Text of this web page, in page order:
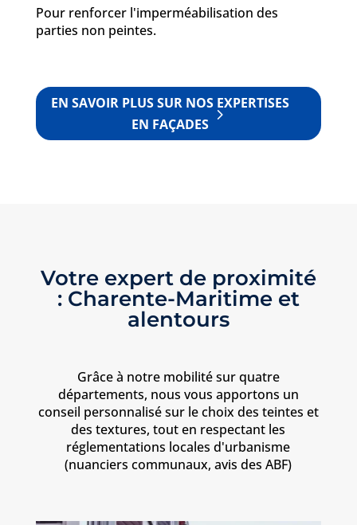
Pour renforcer l'imperméabilisation des
parties non peintes.
EN SAVOIR PLUS SUR NOS EXPERTISES
EN FAÇADES
Votre expert de proximité
: Charente-Maritime et
alentours
Grâce à notre mobilité sur quatre
départements, nous vous apportons un
conseil personnalisé sur le choix des teintes et
des textures, tout en respectant les
réglementations locales d'urbanisme
(nuanciers communaux, avis des ABF)